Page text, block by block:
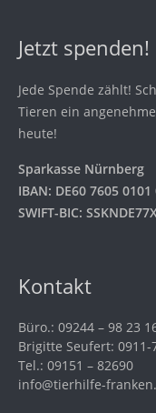
Jetzt spenden!
Jede Spende zählt!
Tieren ein
heute!
Sparkasse Nürnberg
IBAN: DE60 7605
SWIFT-BIC:
Kontakt
Büro.: 09244 – 98 23
Brigitte Seufert: 0911-
Tel.: 09151 – 82690
info@tierhilfe-